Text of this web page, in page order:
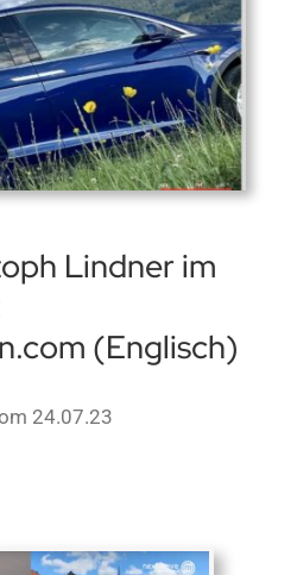
Lindner im
(Englisch)
24.07.23